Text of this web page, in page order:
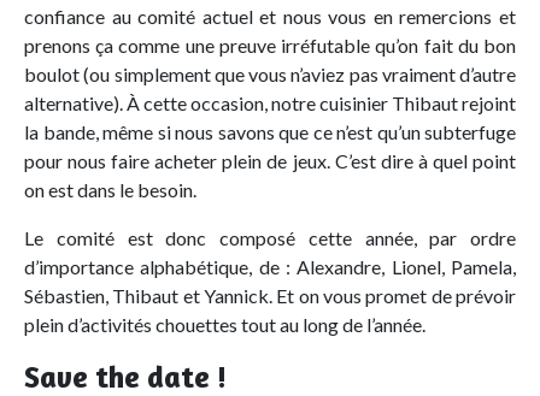
confiance au comité actuel et nous vous en remercions et
prenons ça comme une preuve irréfutable qu’on fait du bon
boulot (ou simplement que vous n’aviez pas vraiment d’autre
alternative). À cette occasion, notre cuisinier Thibaut rejoint
la bande, même si nous savons que ce n’est qu’un subterfuge
pour nous faire acheter plein de jeux. C’est dire à quel point
on est dans le besoin.
Le comité est donc composé cette année, par ordre
d’importance alphabétique, de : Alexandre, Lionel, Pamela,
Sébastien, Thibaut et Yannick. Et on vous promet de prévoir
plein d’activités chouettes tout au long de l’année.
Save the date !